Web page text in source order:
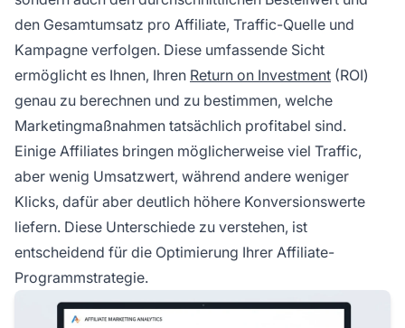
den Gesamtumsatz pro Affiliate, Traffic-Quelle und
Kampagne verfolgen. Diese umfassende Sicht
ermöglicht es Ihnen, Ihren Return on Investment (ROI)
genau zu berechnen und zu bestimmen, welche
Marketingmaßnahmen tatsächlich profitabel sind.
Einige Affiliates bringen möglicherweise viel Traffic,
aber wenig Umsatzwert, während andere weniger
Klicks, dafür aber deutlich höhere Konversionswerte
liefern. Diese Unterschiede zu verstehen, ist
entscheidend für die Optimierung Ihrer Affiliate-
Programmstrategie.